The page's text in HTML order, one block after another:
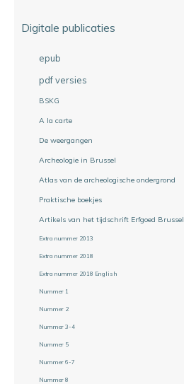
Digitale publicaties
epub
pdf versies
BSKG
A la carte
De weergangen
Archeologie in Brussel
Atlas van de archeologische ondergrond
Praktische boekjes
Artikels van het tijdschrift Erfgoed Brussel
Extra nummer 2013
Extra nummer 2018
Extra nummer 2018 English
Nummer 1
Nummer 2
Nummer 3-4
Nummer 5
Nummer 6-7
Nummer 8